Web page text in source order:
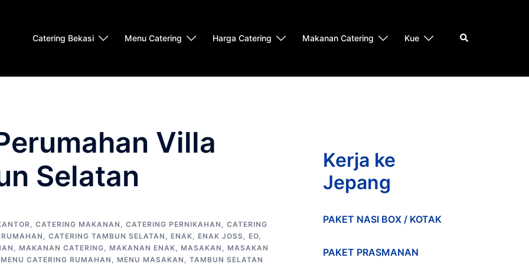
Catering Bekasi Menu Catering Harga Catering Makanan Catering Kue Search
Villa
Selatan
CATERING MAKANAN CATERING PERNIKAHAN
CATERING
CATERING TAMBUN SELATAN ENAK ENAK JOSS EO
MAKANAN CATERING MAKANAN ENAK MASAKAN
MASAKAN
MENU CATERING RUMAHAN MENU MASAKAN TAMBUN SELATAN
Kerja ke
Jepang
PAKET NASI BOX / KOTAK
PAKET PRASMANAN